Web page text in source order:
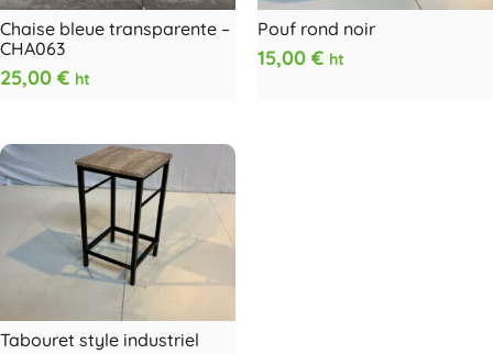
Chaise bleue transparente –
CHA063
25,00 € ht
Pouf rond noir
15,00 € ht
Tabouret style industriel